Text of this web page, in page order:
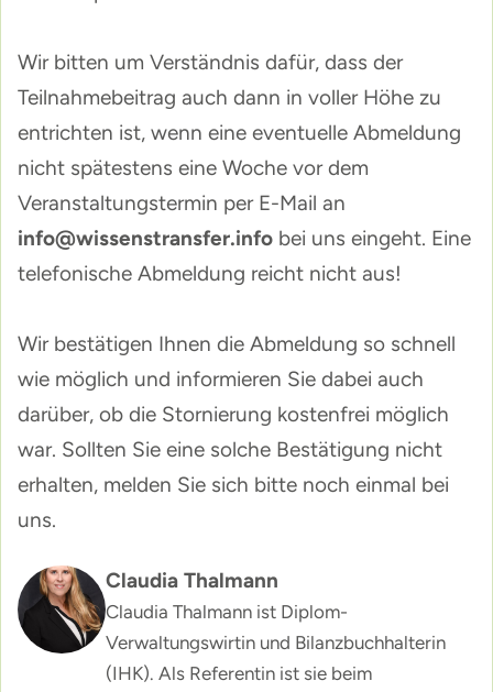
Wir bitten um Verständnis dafür, dass der
Teilnahmebeitrag auch dann in voller Höhe zu
entrichten ist, wenn eine eventuelle Abmeldung
nicht spätestens eine Woche vor dem
Veranstaltungstermin per E-Mail an
info@wissenstransfer.info bei uns eingeht. Eine
telefonische Abmeldung reicht nicht aus!
Wir bestätigen Ihnen die Abmeldung so schnell
wie möglich und informieren Sie dabei auch
darüber, ob die Stornierung kostenfrei möglich
war. Sollten Sie eine solche Bestätigung nicht
erhalten, melden Sie sich bitte noch einmal bei
uns.
Claudia Thalmann
Claudia Thalmann ist Diplom-
Verwaltungswirtin und Bilanzbuchhalterin
(IHK). Als Referentin ist sie beim